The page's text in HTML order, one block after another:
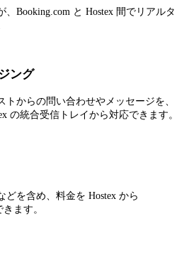
Booking.com と Hostex 間でリアルタ
ング
トからの問い合わせやメッセージを、
の統合受信トレイから対応できます。
を含め、料金を Hostex から
ます。